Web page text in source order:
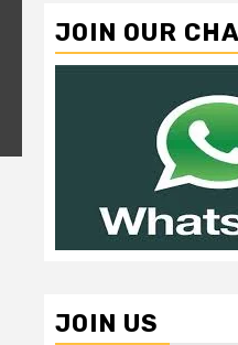
JOIN OUR
JOIN US